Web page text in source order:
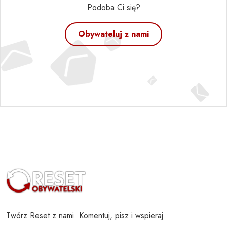
Podoba Ci się?
Obywateluj z nami
Twórz Reset z nami. Komentuj, pisz i wspieraj